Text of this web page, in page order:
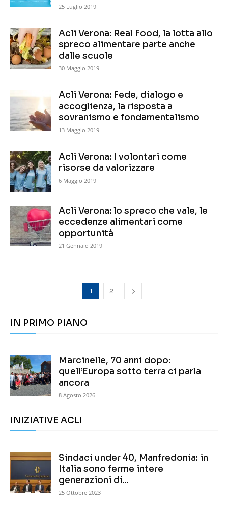
25 Luglio 2019
Acli Verona: Real Food, la lotta allo
spreco alimentare parte anche
dalle scuole
30 Maggio 2019
Acli Verona: Fede, dialogo e
accoglienza, la risposta a
sovranismo e fondamentalismo
13 Maggio 2019
Acli Verona: I volontari come
risorse da valorizzare
6 Maggio 2019
Acli Verona: lo spreco che vale, le
eccedenze alimentari come
opportunità
21 Gennaio 2019
1 2
IN PRIMO PIANO
Marcinelle, 70 anni dopo:
quell’Europa sotto terra ci parla
ancora
8 Agosto 2026
INIZIATIVE ACLI
Sindaci under 40, Manfredonia: in
Italia sono ferme intere
generazioni di...
25 Ottobre 2023